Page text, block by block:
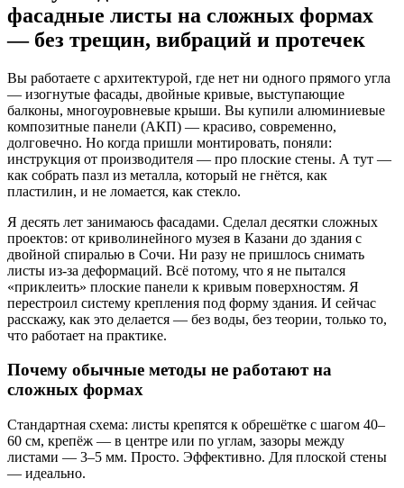
фасадные листы на сложных формах
— без трещин, вибраций и протечек
Вы работаете с архитектурой, где нет ни одного прямого угла
— изогнутые фасады, двойные кривые, выступающие
балконы, многоуровневые крыши. Вы купили алюминиевые
композитные панели (АКП) — красиво, современно,
долговечно. Но когда пришли монтировать, поняли:
инструкция от производителя — про плоские стены. А тут —
как собрать пазл из металла, который не гнётся, как
пластилин, и не ломается, как стекло.
Я десять лет занимаюсь фасадами. Сделал десятки сложных
проектов: от криволинейного музея в Казани до здания с
двойной спиралью в Сочи. Ни разу не пришлось снимать
листы из-за деформаций. Всё потому, что я не пытался
«приклеить» плоские панели к кривым поверхностям. Я
перестроил систему крепления под форму здания. И сейчас
расскажу, как это делается — без воды, без теории, только то,
что работает на практике.
Почему обычные методы не работают на
сложных формах
Стандартная схема: листы крепятся к обрешётке с шагом 40–
60 см, крепёж — в центре или по углам, зазоры между
листами — 3–5 мм. Просто. Эффективно. Для плоской стены
— идеально.